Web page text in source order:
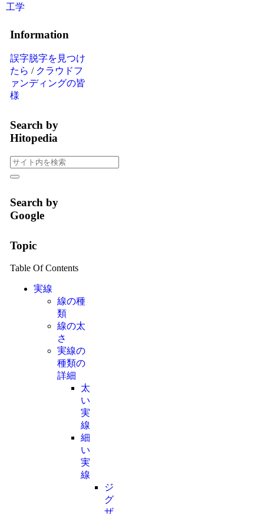
工学
Information
誤字脱字を見つけ
たら / クラウドフ
ァンディングの皆
様
Search by
Hitopedia
Search by
Google
Topic
Table Of Contents
実線
線の種
類
線の太
さ
実線の
種類の
詳細
太
い
実
線
細
い
実
線
ジ
グ